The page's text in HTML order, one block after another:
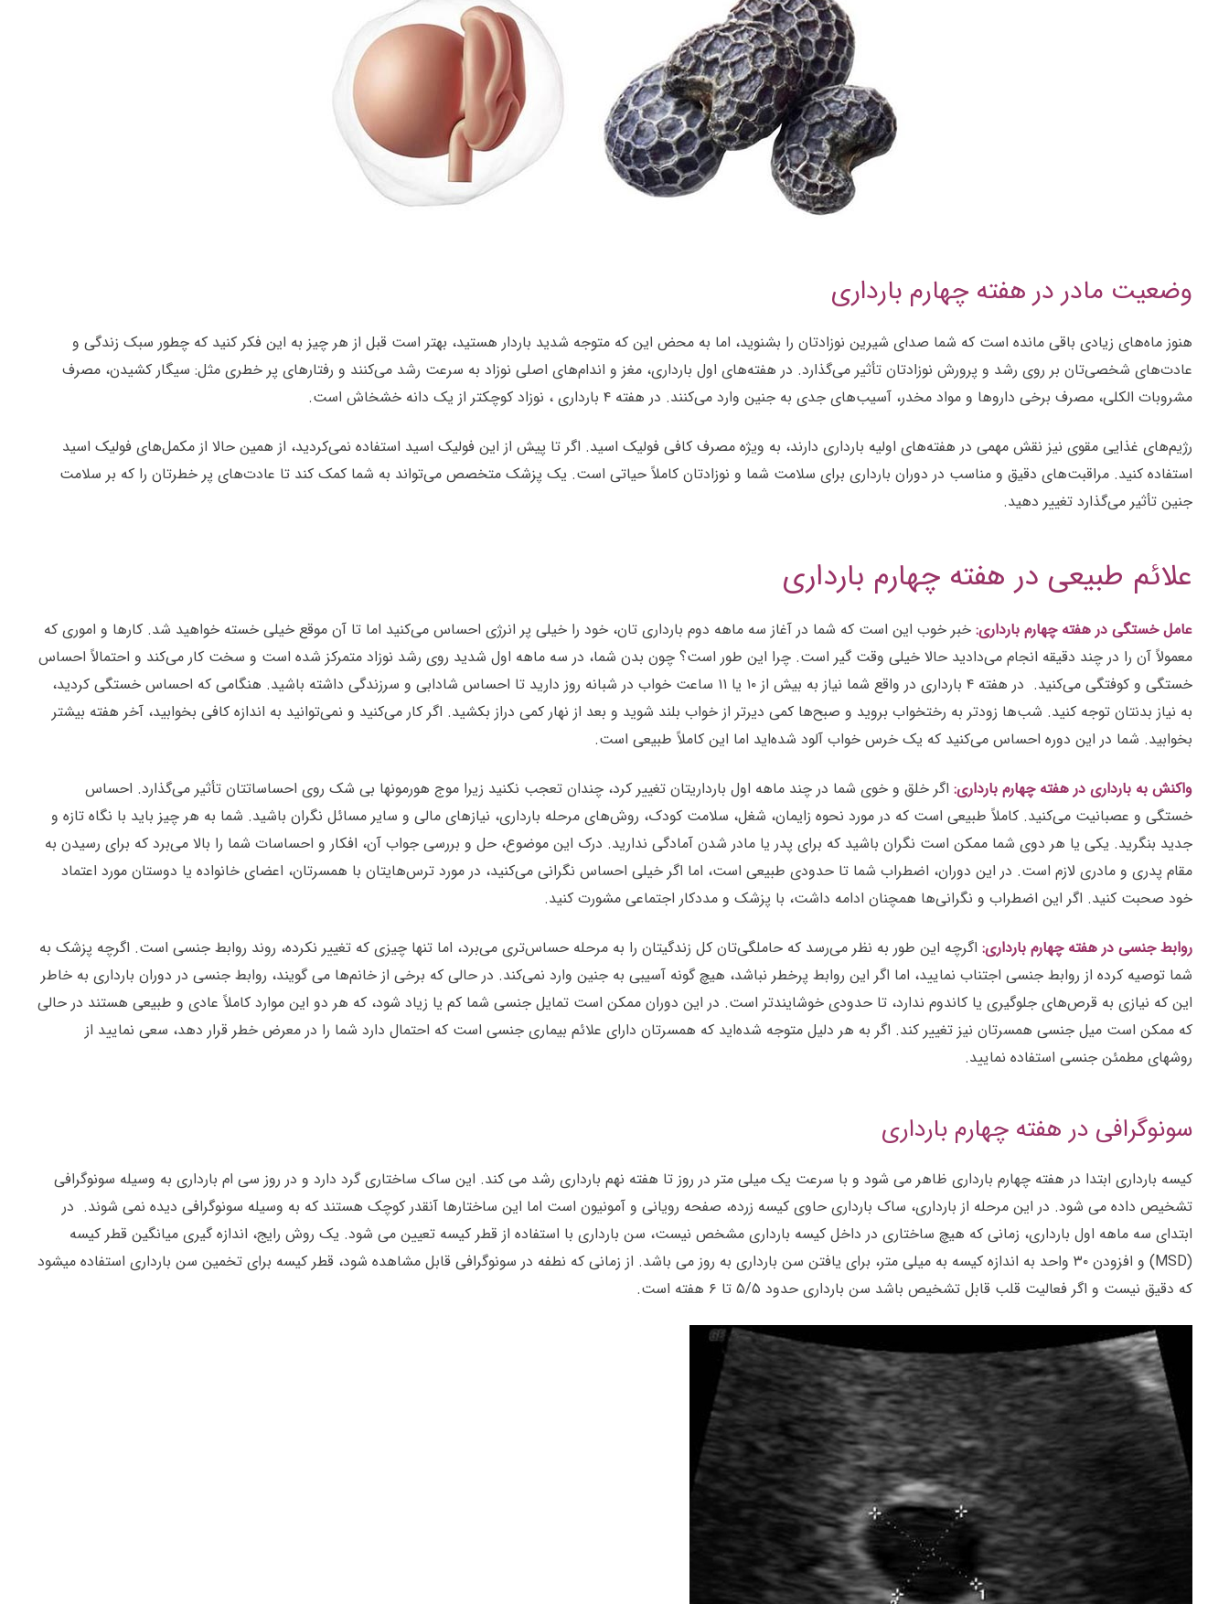
وضعیت مادر در هفته چهارم بارداری
هنوز ماه‌های زیادی باقی مانده است که شما صدای شیرین نوزادتان را بشنوید، اما به محض این که متوجه شدید باردار هستید، بهتر است قبل از هر چیز به این فکر کنید که چطور سبک زندگی و
عادت‌های شخصی‌تان بر روی رشد و پرورش نوزادتان تأثیر می‌گذارد. در هفته‌های اول بارداری، مغز و اندام‌های اصلی نوزاد به سرعت رشد می‌کنند و رفتارهای پر خطری مثل: سیگار کشیدن، مصرف
مشروبات الکلی، مصرف برخی داروها و مواد مخدر، آسیب‌های جدی به جنین وارد می‌کنند. در هفته ۴ بارداری ، نوزاد کوچکتر از یک دانه خشخاش است.
رژیم‌های غذایی مقوی نیز نقش مهمی در هفته‌های اولیه بارداری دارند، به ویژه مصرف کافی فولیک اسید. اگر تا پیش از این فولیک اسید استفاده نمی‌کردید، از همین حالا از مکمل‌های فولیک اسید
استفاده کنید. مراقبت‌های دقیق و مناسب در دوران بارداری برای سلامت شما و نوزادتان کاملاً حیاتی است. یک پزشک متخصص می‌تواند به شما کمک کند تا عادت‌های پر خطرتان را که بر سلامت
جنین تأثیر می‌گذارد تغییر دهید.
علائم طبیعی در هفته چهارم بارداری
عامل خستگی در هفته چهارم بارداری: خبر خوب این است که شما در آغاز سه ماهه دوم بارداری تان، خود را خیلی پر انرژی احساس می‌کنید اما تا آن موقع خیلی خسته خواهید شد. کارها و اموری که
معمولاً آن را در چند دقیقه انجام می‌دادید حالا خیلی وقت گیر است. چرا این طور است؟ چون بدن شما، در سه ماهه اول شدید روی رشد نوزاد متمرکز شده است و سخت کار می‌کند و احتمالاً احساس
خستگی و کوفتگی می‌کنید. در هفته ۴ بارداری در واقع شما نیاز به بیش از ۱۰ یا ۱۱ ساعت خواب در شبانه روز دارید تا احساس شادابی و سرزندگی داشته باشید. هنگامی که احساس خستگی کردید،
به نیاز بدنتان توجه کنید. شب‌ها زودتر به رختخواب بروید و صبح‌ها کمی دیرتر از خواب بلند شوید و بعد از نهار کمی دراز بکشید. اگر کار می‌کنید و نمی‌توانید به اندازه کافی بخوابید، آخر هفته بیشتر
بخوابید. شما در این دوره احساس می‌کنید که یک خرس خواب آلود شده‌اید اما این کاملاً طبیعی است.
واکنش به بارداری در هفته چهارم بارداری: اگر خلق و خوی شما در چند ماهه اول بارداریتان تغییر کرد، چندان تعجب نکنید زیرا موج هورمونها بی شک روی احساساتتان تأثیر می‌گذارد. احساس
خستگی و عصبانیت می‌کنید. کاملاً طبیعی است که در مورد نحوه زایمان، شغل، سلامت کودک، روش‌های مرحله بارداری، نیازهای مالی و سایر مسائل نگران باشید. شما به هر چیز باید با نگاه تازه و
جدید بنگرید. یکی یا هر دوی شما ممکن است نگران باشید که برای پدر یا مادر شدن آمادگی ندارید. درک این موضوع، حل و بررسی جواب آن، افکار و احساسات شما را بالا می‌برد که برای رسیدن به
مقام پدری و مادری لازم است. در این دوران، اضطراب شما تا حدودی طبیعی است، اما اگر خیلی احساس نگرانی می‌کنید، در مورد ترس‌هایتان با همسرتان، اعضای خانواده یا دوستان مورد اعتماد
خود صحبت کنید. اگر این اضطراب و نگرانی‌ها همچنان ادامه داشت، با پزشک و مددکار اجتماعی مشورت کنید.
روابط جنسی در هفته چهارم بارداری: اگرچه این طور به نظر می‌رسد که حاملگی‌تان کل زندگیتان را به مرحله حساس‌تری می‌برد، اما تنها چیزی که تغییر نکرده، روند روابط جنسی است. اگرچه پزشک به
شما توصیه کرده از روابط جنسی اجتناب نمایید، اما اگر این روابط پرخطر نباشد، هیچ گونه آسیبی به جنین وارد نمی‌کند. در حالی که برخی از خانم‌ها می گویند، روابط جنسی در دوران بارداری به خاطر
این که نیازی به قرص‌های جلوگیری یا کاندوم ندارد، تا حدودی خوشایندتر است. در این دوران ممکن است تمایل جنسی شما کم یا زیاد شود، که هر دو این موارد کاملاً عادی و طبیعی هستند در حالی
که ممکن است میل جنسی همسرتان نیز تغییر کند. اگر به هر دلیل متوجه شده‌اید که همسرتان دارای علائم بیماری جنسی است که احتمال دارد شما را در معرض خطر قرار دهد، سعی نمایید از
روشهای مطمئن جنسی استفاده نمایید.
سونوگرافی در هفته چهارم بارداری
کیسه بارداری ابتدا در هفته چهارم بارداری ظاهر می شود و با سرعت یک میلی متر در روز تا هفته نهم بارداری رشد می کند. این ساک ساختاری گرد دارد و در روز سی ام بارداری به وسیله سونوگرافی
تشخیص داده می شود. در این مرحله از بارداری، ساک بارداری حاوی کیسه زرده، صفحه رویانی و آمونیون است اما این ساختارها آنقدر کوچک هستند که به وسیله سونوگرافی دیده نمی شوند. در
ابتدای سه ماهه اول بارداری، زمانی که هیچ ساختاری در داخل کیسه بارداری مشخص نیست، سن بارداری با استفاده از قطر کیسه تعیین می شود. یک روش رایج، اندازه گیری میانگین قطر کیسه
(
MSD
) و افزودن ۳۰ واحد به اندازه کیسه به میلی متر، برای یافتن سن بارداری به روز می باشد. از زمانی که نطفه در سونوگرافی قابل مشاهده شود، قطر کیسه برای تخمین سن بارداری استفاده میشود
که دقیق نیست و اگر فعالیت قلب قابل تشخیص باشد سن بارداری حدود ۵/۵ تا ۶ هفته است.